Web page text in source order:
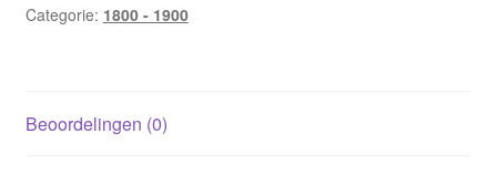
Categorie: 1800 - 1900
Beoordelingen (0)